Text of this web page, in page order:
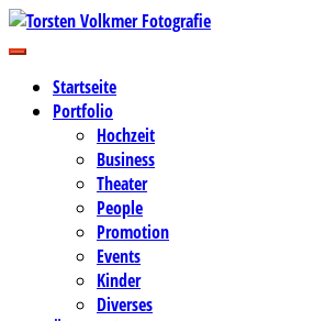
Zum
Inhalt
Torsten Volkmer
Business-, Portrait- und Hochzeitsfotografie
Startseite
Portfolio
Hochzeit
Business
Theater
People
Promotion
Events
Kinder
Diverses